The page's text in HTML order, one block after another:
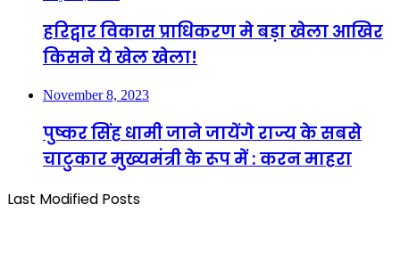
हरिद्वार विकास प्राधिकरण मे बड़ा खेला आखिर
किसने ये खेल खेला!
November 8, 2023
पुष्कर सिंह धामी जाने जायेंगे राज्य के सबसे
चाटुकार मुख्यमंत्री के रूप में : करन माहरा
Last Modified Posts